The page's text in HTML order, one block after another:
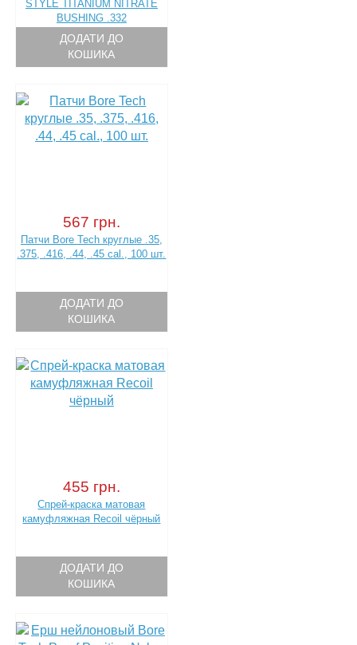
STYLE TITANIUM NITRATE
BUSHING .332
ДОДАТИ ДО
КОШИКА
567 грн.
Патчи Bore Tech круглые .35,
.375, .416, .44, .45 cal., 100 шт.
ДОДАТИ ДО
КОШИКА
455 грн.
Спрей-краска матовая
камуфляжная Recoil чёрный
ДОДАТИ ДО
КОШИКА